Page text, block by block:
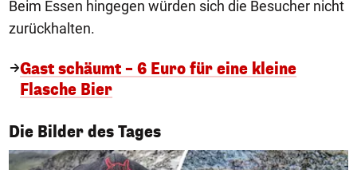
Beim Essen hingegen würden sich die Besucher nicht
zurückhalten.
Gast schäumt – 6 Euro für eine kleine
Flasche Bier
Die Bilder des Tages
1/50